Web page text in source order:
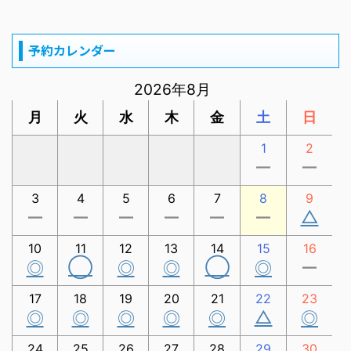
予約カレンダー
2026年8月
月 火 水 木 金 土 日
1
ー
2
ー
3
ー
4
ー
5
ー
6
ー
7
ー
8
ー
9
△
10
◎
11
◯
12
◎
13
◎
14
◯
15
◎
16
ー
17
◎
18
◎
19
◎
20
◎
21
◎
22
△
23
◎